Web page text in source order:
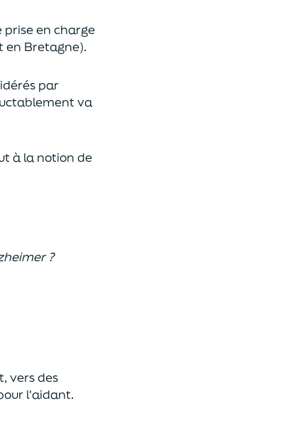
prise en charge
en Bretagne).
par
va
à la notion de
?
vers des
l'aidant.